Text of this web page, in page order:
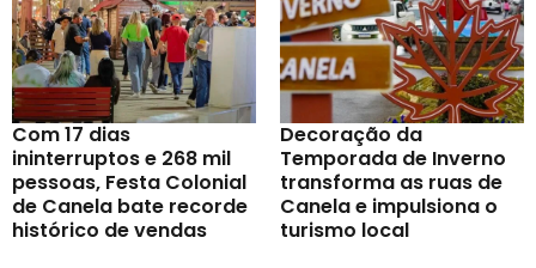
Com 17 dias
ininterruptos e 268 mil
pessoas, Festa Colonial
de Canela bate recorde
histórico de vendas
Decoração da
Temporada de Inverno
transforma as ruas de
Canela e impulsiona o
turismo local